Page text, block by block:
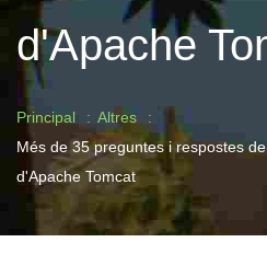
d'Apache
Principal
Altres
Més de 35 preguntes i respostes
d'Apache Tomcat